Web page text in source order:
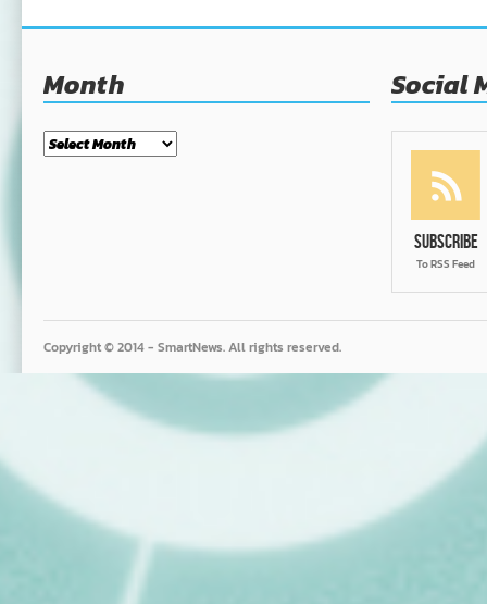
Month
Month
Social
Subscribe
To RSS Feed
Copyright © 2014 - SmartNews. All rights reserved.